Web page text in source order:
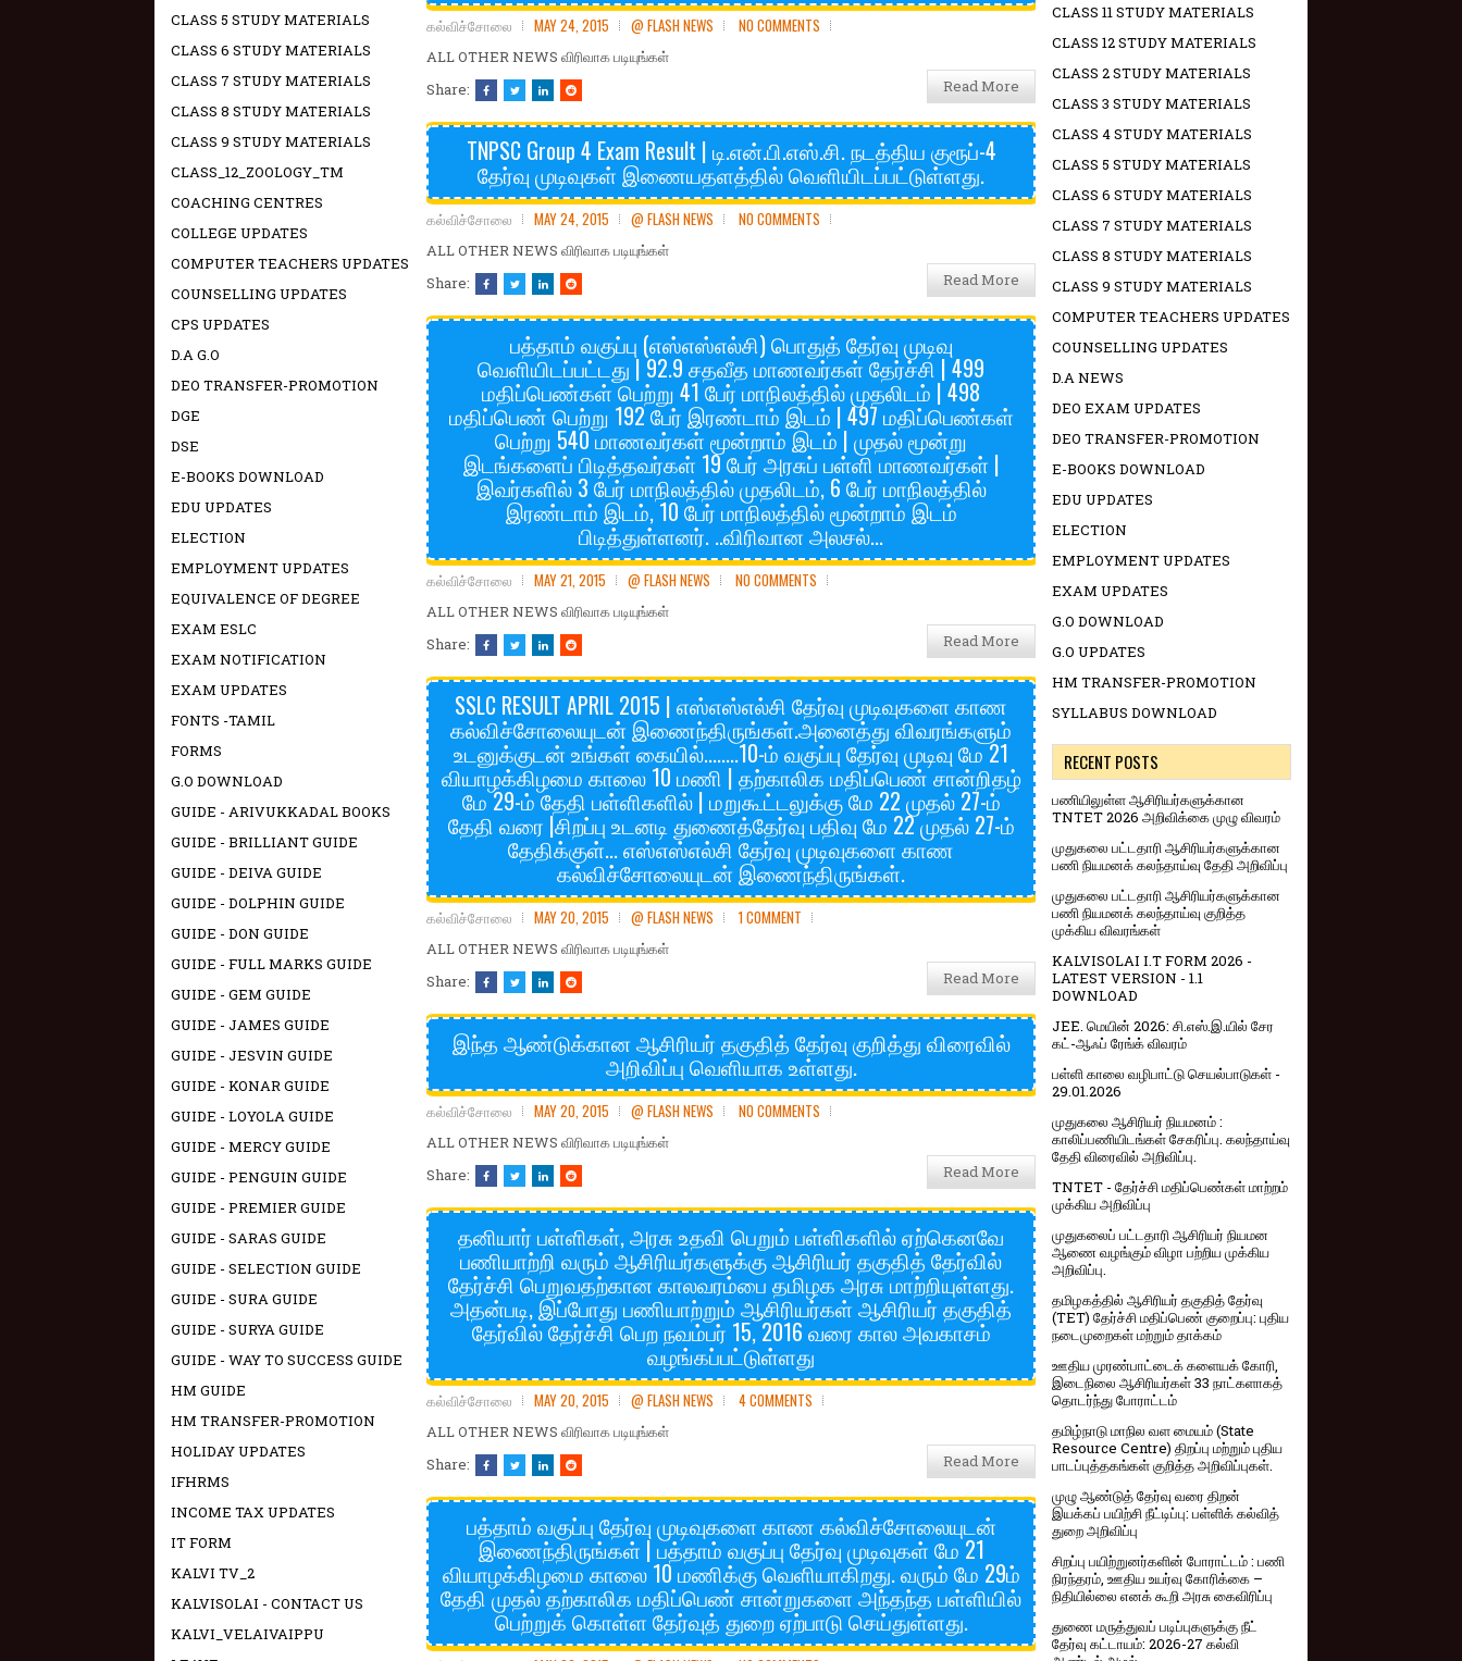
கல்விச்சோலை MAY 24, 2015 @ FLASH NEWS NO COMMENTS
ALL OTHER NEWS விரிவாக படியுங்கள்
Share:
Read More
TNPSC Group 4 Exam Result | டி.என்.பி.எஸ்.சி. நடத்திய குரூப்-4
தேர்வு முடிவுகள் இணையதளத்தில் வெளியிடப்பட்டுள்ளது.
கல்விச்சோலை MAY 24, 2015 @ FLASH NEWS NO COMMENTS
ALL OTHER NEWS விரிவாக படியுங்கள்
Share:
Read More
பத்தாம் வகுப்பு (எஸ்எஸ்எல்சி) பொதுத் தேர்வு முடிவு
வெளியிடப்பட்டது | 92.9 சதவீத மாணவர்கள் தேர்ச்சி | 499
மதிப்பெண்கள் பெற்று 41 பேர் மாநிலத்தில் முதலிடம் | 498
மதிப்பெண் பெற்று 192 பேர் இரண்டாம் இடம் | 497 மதிப்பெண்கள்
பெற்று 540 மாணவர்கள் மூன்றாம் இடம் | முதல் மூன்று
இடங்களைப் பிடித்தவர்கள் 19 பேர் அரசுப் பள்ளி மாணவர்கள் |
இவர்களில் 3 பேர் மாநிலத்தில் முதலிடம், 6 பேர் மாநிலத்தில்
இரண்டாம் இடம், 10 பேர் மாநிலத்தில் மூன்றாம் இடம்
பிடித்துள்ளனர். ..விரிவான அலசல்...
கல்விச்சோலை MAY 21, 2015 @ FLASH NEWS NO COMMENTS
ALL OTHER NEWS விரிவாக படியுங்கள்
Share:
Read More
SSLC RESULT APRIL 2015 | எஸ்எஸ்எல்சி தேர்வு முடிவுகளை காண
கல்விச்சோலையுடன் இணைந்திருங்கள்.அனைத்து விவரங்களும்
உடனுக்குடன் உங்கள் கையில்........10-ம் வகுப்பு தேர்வு முடிவு மே 21
வியாழக்கிழமை காலை 10 மணி | தற்காலிக மதிப்பெண் சான்றிதழ்
மே 29-ம் தேதி பள்ளிகளில் | மறுகூட்டலுக்கு மே 22 முதல் 27-ம்
தேதி வரை |சிறப்பு உடனடி துணைத்தேர்வு பதிவு மே 22 முதல் 27-ம்
தேதிக்குள்... எஸ்எஸ்எல்சி தேர்வு முடிவுகளை காண
கல்விச்சோலையுடன் இணைந்திருங்கள்.
கல்விச்சோலை MAY 20, 2015 @ FLASH NEWS 1 COMMENT
ALL OTHER NEWS விரிவாக படியுங்கள்
Share:
Read More
இந்த ஆண்டுக்கான ஆசிரியர் தகுதித் தேர்வு குறித்து விரைவில்
அறிவிப்பு வெளியாக உள்ளது.
கல்விச்சோலை MAY 20, 2015 @ FLASH NEWS NO COMMENTS
ALL OTHER NEWS விரிவாக படியுங்கள்
Share:
Read More
தனியார் பள்ளிகள், அரசு உதவி பெறும் பள்ளிகளில் ஏற்கெனவே
பணியாற்றி வரும் ஆசிரியர்களுக்கு ஆசிரியர் தகுதித் தேர்வில்
தேர்ச்சி பெறுவதற்கான காலவரம்பை தமிழக அரசு மாற்றியுள்ளது.
அதன்படி, இப்போது பணியாற்றும் ஆசிரியர்கள் ஆசிரியர் தகுதித்
தேர்வில் தேர்ச்சி பெற நவம்பர் 15, 2016 வரை கால அவகாசம்
வழங்கப்பட்டுள்ளது
கல்விச்சோலை MAY 20, 2015 @ FLASH NEWS 4 COMMENTS
ALL OTHER NEWS விரிவாக படியுங்கள்
Share:
Read More
பத்தாம் வகுப்பு தேர்வு முடிவுகளை காண கல்விச்சோலையுடன்
இணைந்திருங்கள் | பத்தாம் வகுப்பு தேர்வு முடிவுகள் மே 21
வியாழக்கிழமை காலை 10 மணிக்கு வெளியாகிறது. வரும் மே 29ம்
தேதி முதல் தற்காலிக மதிப்பெண் சான்றுகளை அந்தந்த பள்ளியில்
பெற்றுக் கொள்ள தேர்வுத் துறை ஏற்பாடு செய்துள்ளது.
CLASS 5 STUDY MATERIALS
CLASS 6 STUDY MATERIALS
CLASS 7 STUDY MATERIALS
CLASS 8 STUDY MATERIALS
CLASS 9 STUDY MATERIALS
CLASS_12_ZOOLOGY_TM
COACHING CENTRES
COLLEGE UPDATES
COMPUTER TEACHERS UPDATES
COUNSELLING UPDATES
CPS UPDATES
D.A G.O
DEO TRANSFER-PROMOTION
DGE
DSE
E-BOOKS DOWNLOAD
EDU UPDATES
ELECTION
EMPLOYMENT UPDATES
EQUIVALENCE OF DEGREE
EXAM ESLC
EXAM NOTIFICATION
EXAM UPDATES
FONTS -TAMIL
FORMS
G.O DOWNLOAD
GUIDE - ARIVUKKADAL BOOKS
GUIDE - BRILLIANT GUIDE
GUIDE - DEIVA GUIDE
GUIDE - DOLPHIN GUIDE
GUIDE - DON GUIDE
GUIDE - FULL MARKS GUIDE
GUIDE - GEM GUIDE
GUIDE - JAMES GUIDE
GUIDE - JESVIN GUIDE
GUIDE - KONAR GUIDE
GUIDE - LOYOLA GUIDE
GUIDE - MERCY GUIDE
GUIDE - PENGUIN GUIDE
GUIDE - PREMIER GUIDE
GUIDE - SARAS GUIDE
GUIDE - SELECTION GUIDE
GUIDE - SURA GUIDE
GUIDE - SURYA GUIDE
GUIDE - WAY TO SUCCESS GUIDE
HM GUIDE
HM TRANSFER-PROMOTION
HOLIDAY UPDATES
IFHRMS
INCOME TAX UPDATES
IT FORM
KALVI TV_2
KALVISOLAI - CONTACT US
KALVI_VELAIVAIPPU
CLASS 11 STUDY MATERIALS
CLASS 12 STUDY MATERIALS
CLASS 2 STUDY MATERIALS
CLASS 3 STUDY MATERIALS
CLASS 4 STUDY MATERIALS
CLASS 5 STUDY MATERIALS
CLASS 6 STUDY MATERIALS
CLASS 7 STUDY MATERIALS
CLASS 8 STUDY MATERIALS
CLASS 9 STUDY MATERIALS
COMPUTER TEACHERS UPDATES
COUNSELLING UPDATES
D.A NEWS
DEO EXAM UPDATES
DEO TRANSFER-PROMOTION
E-BOOKS DOWNLOAD
EDU UPDATES
ELECTION
EMPLOYMENT UPDATES
EXAM UPDATES
G.O DOWNLOAD
G.O UPDATES
HM TRANSFER-PROMOTION
SYLLABUS DOWNLOAD
RECENT POSTS
பணியிலுள்ள ஆசிரியர்களுக்கான
TNTET 2026 அறிவிக்கை முழு விவரம்
முதுகலை பட்டதாரி ஆசிரியர்களுக்கான
பணி நியமனக் கலந்தாய்வு தேதி அறிவிப்பு
முதுகலை பட்டதாரி ஆசிரியர்களுக்கான
பணி நியமனக் கலந்தாய்வு குறித்த
முக்கிய விவரங்கள்
KALVISOLAI I.T FORM 2026 -
LATEST VERSION - 1.1
DOWNLOAD
JEE. மெயின் 2026: சி.எஸ்.இ.யில் சேர
கட்-ஆஃப் ரேங்க் விவரம்
பள்ளி காலை வழிபாட்டு செயல்பாடுகள் -
29.01.2026
முதுகலை ஆசிரியர் நியமனம் :
காலிப்பணியிடங்கள் சேகரிப்பு. கலந்தாய்வு
தேதி விரைவில் அறிவிப்பு.
TNTET - தேர்ச்சி மதிப்பெண்கள் மாற்றம்
முக்கிய அறிவிப்பு
முதுகலைப் பட்டதாரி ஆசிரியர் நியமன
ஆணை வழங்கும் விழா பற்றிய முக்கிய
அறிவிப்பு.
தமிழகத்தில் ஆசிரியர் தகுதித் தேர்வு
(TET) தேர்ச்சி மதிப்பெண் குறைப்பு: புதிய
நடைமுறைகள் மற்றும் தாக்கம்
ஊதிய முரண்பாட்டைக் களையக் கோரி,
இடைநிலை ஆசிரியர்கள் 33 நாட்களாகத்
தொடர்ந்து போராட்டம்
தமிழ்நாடு மாநில வள மையம் (State
Resource Centre) திறப்பு மற்றும் புதிய
பாடப்புத்தகங்கள் குறித்த அறிவிப்புகள்.
முழு ஆண்டுத் தேர்வு வரை திறன்
இயக்கப் பயிற்சி நீட்டிப்பு: பள்ளிக் கல்வித்
துறை அறிவிப்பு
சிறப்பு பயிற்றுனர்களின் போராட்டம் : பணி
நிரந்தரம், ஊதிய உயர்வு கோரிக்கை –
நிதியில்லை எனக் கூறி அரசு கைவிரிப்பு
துணை மருத்துவப் படிப்புகளுக்கு நீட்
தேர்வு கட்டாயம்: 2026-27 கல்வி